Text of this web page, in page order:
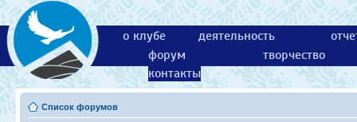
о клубе деятельность
форум
творчество
контакты
Список форумов